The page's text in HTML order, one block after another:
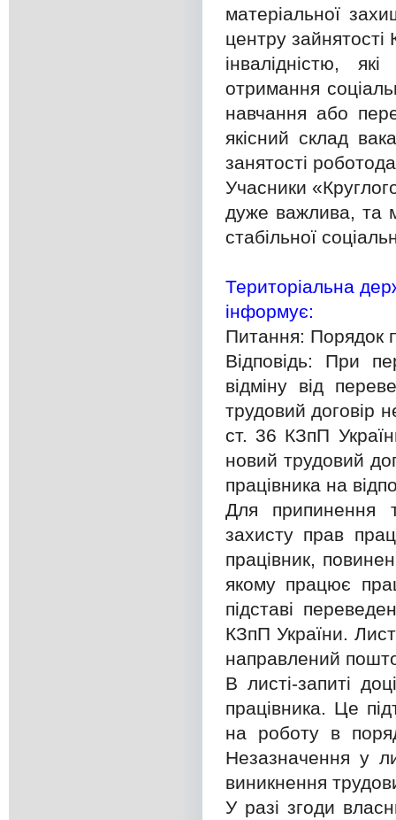
матеріальної
центру
інвалідністю,
отримання
навчання або
якісний склад
занятості
Учасники
дуже важлива, та
стабільної
Територіальна
інформує:
Питання: Порядок
Відповідь: При
відміну від
трудовий договір
ст. 36 КЗпП
новий трудовий
працівника на
Для припинення
захисту прав
працівник,
якому працює
підставі
КЗпП України.
направлений
В листі-запиті
працівника. Це
на роботу в
Незазначення у
виникнення
У разі згоди